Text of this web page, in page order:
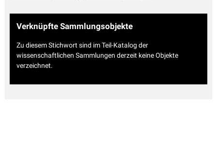
Verknüpfte Sammlungsobjekte
Zu diesem Stichwort sind im Teil-Katalog der
wissenschaftlichen Sammlungen derzeit keine Objekte
verzeichnet.